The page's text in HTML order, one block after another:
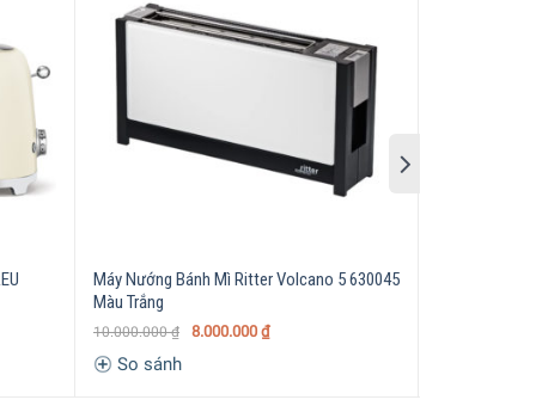
làm sạch máy.
“dừng” dùng để tắt chương trình của máy.
Máy Nướng Bánh Mì Ritter Volcano 5 630045
Màu Trắng
10.000.000₫ 8.000.000 ₫
So sánh